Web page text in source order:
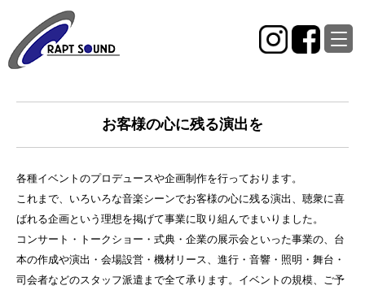
お客様の心に残る演出を
各種イベントのプロデュースや企画制作を行っております。
これまで、いろいろな音楽シーンでお客様の心に残る演出、聴衆に喜
ばれる企画という理想を掲げて事業に取り組んでまいりました。
コンサート・トークショー・式典・企業の展示会といった事業の、台
本の作成や演出・会場設営・機材リース、進行・音響・照明・舞台・
司会者などのスタッフ派遣まで全て承ります。イベントの規模、ご予